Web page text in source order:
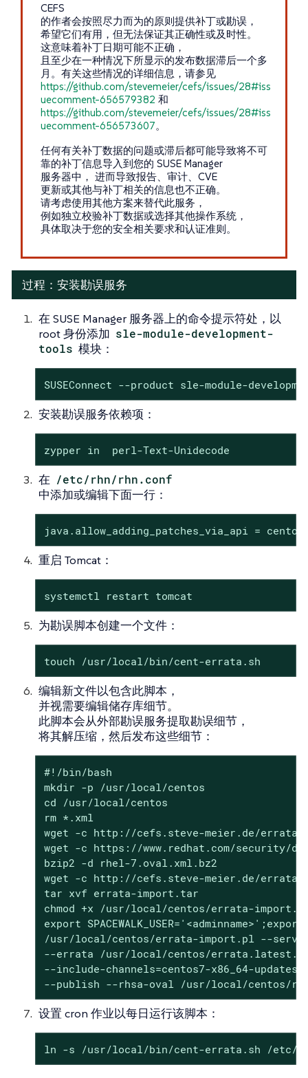
CEFS
的作者会按照尽力而为的原则提供补丁或勘误，
希望它们有用，但无法保证其正确性或及时性。
这意味着补丁日期可能不正确，
且至少在一种情况下所显示的发布数据滞后一个多
月。有关这些情况的详细信息，请参见
https://github.com/stevemeier/cefs/issues/28#iss
uecomment-656579382 和
https://github.com/stevemeier/cefs/issues/28#iss
uecomment-656573607。
任何有关补丁数据的问题或滞后都可能导致将不可
靠的补丁信息导入到您的 SUSE Manager
服务器中， 进而导致报告、审计、CVE
更新或其他与补丁相关的信息也不正确。
请考虑使用其他方案来替代此服务，
例如独立校验补丁数据或选择其他操作系统，
具体取决于您的安全相关要求和认证准则。
过程：安装勘误服务
在 SUSE Manager 服务器上的命令提示符处，以
root 身份添加 sle-module-development-
tools 模块：
SUSEConnect --product sle-module-
安装勘误服务依赖项：
zypper in  perl-Text-Unidecode
在 /etc/rhn/rhn.conf
中添加或编辑下面一行：
java.allow_adding_patches_via_api =
重启 Tomcat：
systemctl restart tomcat
为勘误脚本创建一个文件：
touch /usr/local/bin/cent-errata.sh
编辑新文件以包含此脚本，
并视需要编辑储存库细节。
此脚本会从外部勘误服务提取勘误细节，
将其解压缩，然后发布这些细节：
#!/bin/bash
mkdir -p /usr/local/centos
cd /usr/local/centos
rm *.xml
wget -c http://cefs.steve-meier.de/
wget -c https://www.redhat.com/security/
bzip2 -d rhel-7.oval.xml.bz2
wget -c http://cefs.steve-meier.de/errata-
tar xvf errata-import.tar
chmod +x /usr/local/centos/errata-
export SPACEWALK_USER='<adminname>';export
/usr/local/centos/errata-import.pl --
--errata /usr/local/centos/
--include-channels=centos7-x86_64-
--publish --rhsa-oval /usr/local/centos/
设置 cron 作业以每日运行该脚本：
ln -s /usr/local/bin/cent-errata.sh /etc/